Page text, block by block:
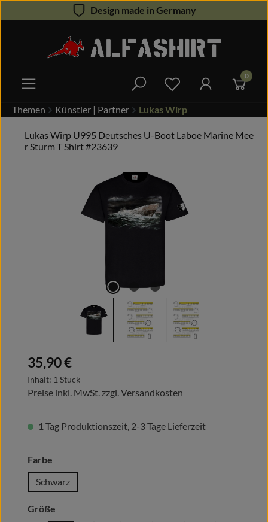
Zum Hauptinhalt springenDesign made in Germany
Du hast 0 0
Themen Künstler | Partner Lukas Wirp
Lukas Wirp U995 Deutsches U-Boot Laboe Marine Mee
r Sturm T Shirt #23639
Bildergalerie überspringen
Regulärer Preis:
35,90 €
Inhalt: 1 Stück
Preise inkl. MwSt. zzgl. Versandkosten
1 Tag Produktionszeit, 2-3 Tage Lieferzeit
Farbe
Schwarz
Größe